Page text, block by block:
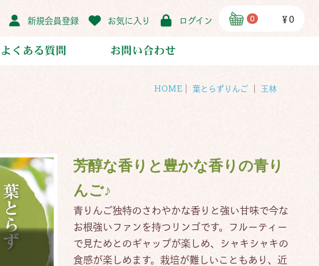
新規会員登録 お気に入り ログイン 0 ￥0
よくある質問 お問い合わせ
HOME｜ 葉とらずりんご 王林
芳醇な香りと豊かな香りの青り
んご♪
青りんご独特のさわやかな香りと強い甘味で今な
お根強いファンを持つリンゴです。フルーティー
で見ためとのギャップが楽しめ、シャキシャキの
食感が楽しめます。栽培が難しいこともあり、近